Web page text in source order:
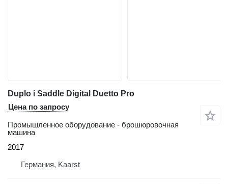
Duplo i Saddle Digital Duetto Pro
Цена по запросу
Промышленное оборудование - брошюровочная
машина
2017
Германия, Kaarst